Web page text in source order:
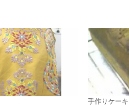
手作りケーキ